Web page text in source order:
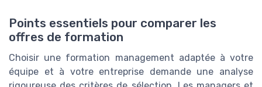
Points essentiels pour comparer les
offres de formation
Choisir une formation management adaptée à votre
équipe et à votre entreprise demande une analyse